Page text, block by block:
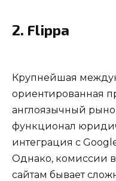
2. Flippa
Крупнейшая
ориентированная
англоязычный
функционал
интеграция с
Однако, комиссии
сайтам бывает